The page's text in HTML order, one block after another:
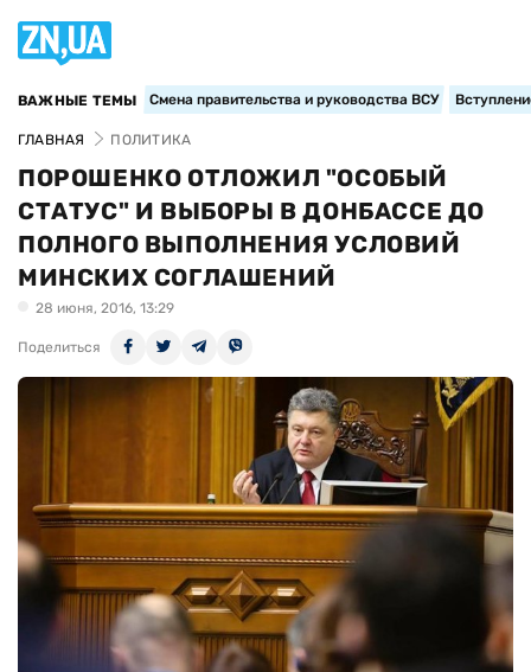
ВАЖНЫЕ ТЕМЫ Смена правительства и руководства ВСУ
ГЛАВНАЯ ПОЛИТИКА
ПОРОШЕНКО ОТЛОЖИЛ "ОСОБЫЙ
СТАТУС" И ВЫБОРЫ В ДОНБАССЕ ДО
ПОЛНОГО ВЫПОЛНЕНИЯ УСЛОВИЙ
МИНСКИХ СОГЛАШЕНИЙ
28 июня, 2016, 13:29
Поделиться